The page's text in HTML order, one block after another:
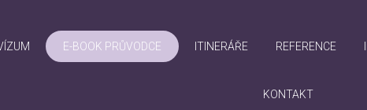
E-BOOK PRŮVODCE ITINERÁŘE REFERENCE
KONTAKT